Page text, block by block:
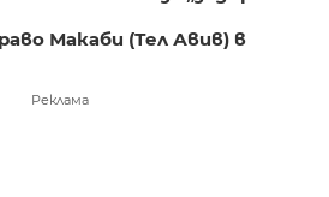
Макаби (Тел Авив) в
Реклама